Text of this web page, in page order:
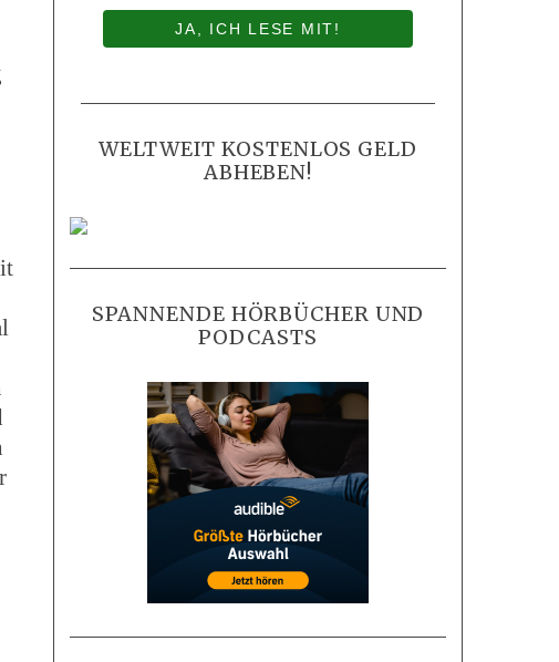
JA, ICH LESE MIT!
WELTWEIT KOSTENLOS GELD
ABHEBEN!
SPANNENDE HÖRBÜCHER UND
PODCASTS